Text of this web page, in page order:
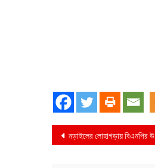
Post
নড়াইলের লোহাগড়ায় বিএনপির উদ্যোগে শান্তি সমাবেশ